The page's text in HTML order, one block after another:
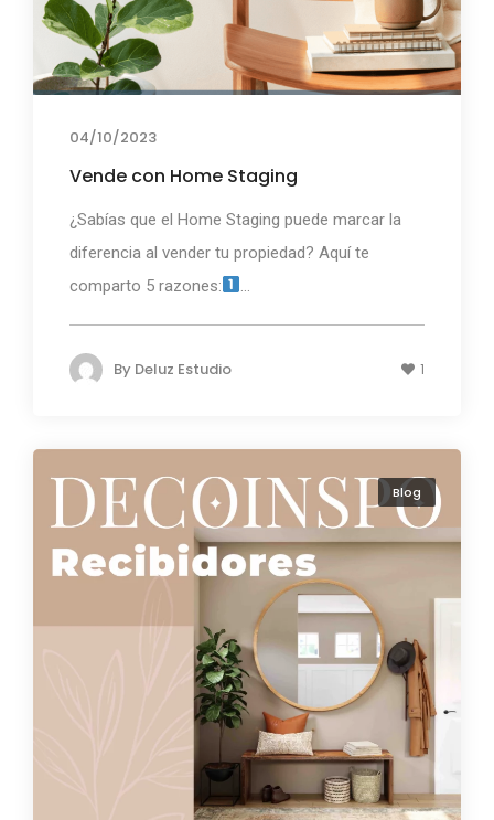
04/10/2023
Vende con Home Staging
¿Sabías que el Home Staging puede marcar la
diferencia al vender tu propiedad? Aquí te
comparto 5 razones:
...
By Deluz Estudio 1
Blog